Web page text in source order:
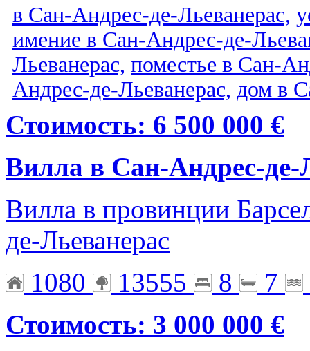
в Сан-Андрес-де-Льеванерас,
имение в Сан-Андрес-де-
Льеванерас, поместье в Сан-
Андрес-де-Льеванерас, дом в
Стоимость: 6 500 000 €
Вилла в Сан-Андрес-де-
Вилла в провинции
де-Льеванерас
1080
13555 8
7
Стоимость: 3 000 000 €